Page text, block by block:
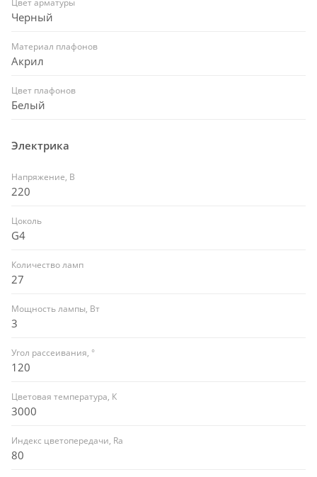
Цвет арматуры
Черный
Материал плафонов
Акрил
Цвет плафонов
Белый
Электрика
Напряжение, В
220
Цоколь
G4
Количество ламп
27
Мощность лампы, Вт
3
Угол рассеивания, °
120
Цветовая температура, К
3000
Индекс цветопередачи, Ra
80